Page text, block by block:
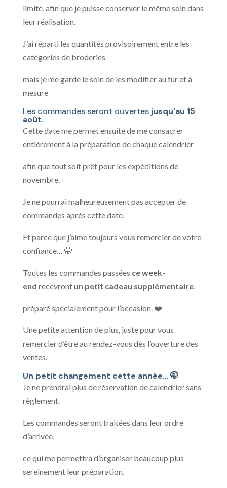
limité, afin que je puisse conserver le même soin dans
leur réalisation.
J’ai réparti les quantités provisoirement entre les
catégories de broderies
mais je me garde le soin de les modifier au fur et à
mesure
Les commandes seront ouvertes jusqu’au 15
août.
Cette date me permet ensuite de me consacrer
entièrement à la préparation de chaque calendrier
afin que tout soit prêt pour les expéditions de
novembre.
Je ne pourrai malheureusement pas accepter de
commandes après cette date.
Et parce que j’aime toujours vous remercier de votre
confiance… 🤭
Toutes les commandes passées ce week-
end recevront un petit cadeau supplémentaire,
préparé spécialement pour l’occasion. ❤️
Une petite attention de plus, juste pour vous
remercier d’être au rendez-vous dès l’ouverture des
ventes.
Un petit changement cette année… 🤭
Je ne prendrai plus de réservation de calendrier sans
règlement.
Les commandes seront traitées dans leur ordre
d’arrivée,
ce qui me permettra d’organiser beaucoup plus
sereinement leur préparation.